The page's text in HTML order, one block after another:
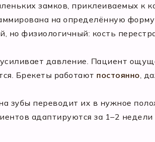
замков, приклеиваемых к
на определённую
но физиологичный: кость
давление. Пациент
Брекеты работают постоянно,
зубы переводит их в нужное
адаптируются за 1–2